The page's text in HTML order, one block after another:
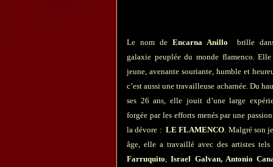
Le nom de Encarna Anillo brille
galaxie peuplée du monde flamenco.
jeune, avenante souriante, humble et
c’est aussi une travailleuse acharnée. Du
ses 26 ans, elle jouit d’une large
forgée par les efforts menés par une
la dévore : LE FLAMENCO. Malgré son
âge, elle a travaillé avec des artistes tels
Farruquito,Israel Galvan, Antonio